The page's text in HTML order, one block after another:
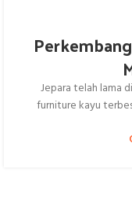
Jepara telah lama
furniture kayu